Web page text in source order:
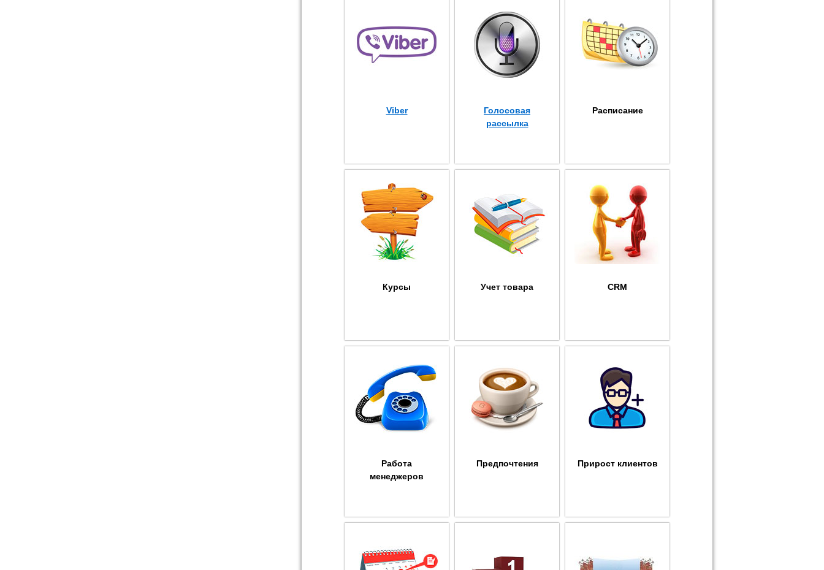
Viber
Голосовая
рассылка
Расписание
Курсы Учет товара CRM
Работа
менеджеров
Предпочтения Прирост клиентов